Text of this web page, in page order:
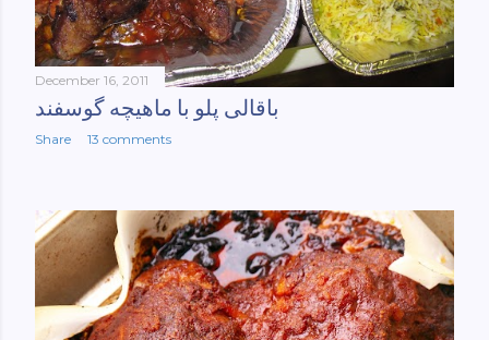
December 16, 2011
باقالی پلو با ماهیچه گوسفند
Share 13 comments